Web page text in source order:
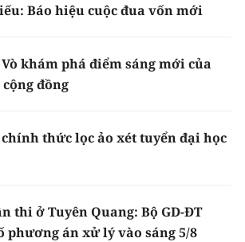
Báo hiệu cuộc đua vốn mới
Vò khám phá điểm sáng mới của
đồng
chính thức lọc ảo xét tuyển đại học
thi ở Tuyên Quang: Bộ GD-ĐT
phương án xử lý vào sáng 5/8